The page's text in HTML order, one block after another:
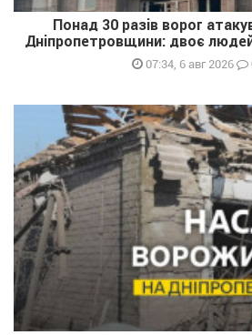
Понад 30 разів ворог
Дніпропетровщини: двоє
07:34, 6 авг 2026